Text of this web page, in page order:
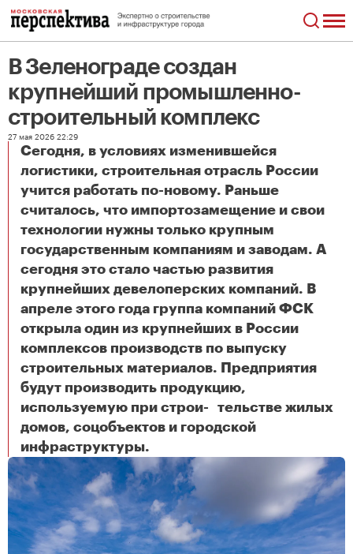
В Зеленограде создан
крупнейший промышленно-
строительный комплекс
27 мая 2026 22:29
Сегодня, в условиях изменившейся
логистики, строительная отрасль России
учится работать по-новому. Раньше
считалось, что импортозамещение и свои
технологии нужны только крупным
государственным компаниям и заводам. А
сегодня это стало частью развития
крупнейших девелоперских компаний. В
апреле этого года группа компаний ФСК
открыла один из крупнейших в России
комплексов производств по выпуску
строительных материалов. Предприятия
будут производить продукцию,
используемую при строи- тельстве жилых
домов, соцобъектов и городской
инфраструктуры.